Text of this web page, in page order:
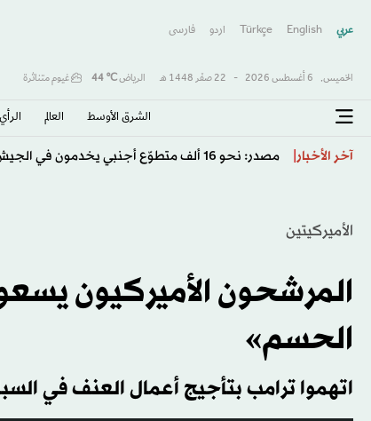
عربي English
Türkçe اردو فارسى
الخميس, 6 أغسطس 2026 - 22 صفَر 1448 هـ الرياض℃
44 غيوم متناثرة
الشرق الأوسط​ العالم الرأي
آخر الأخبار «شريك أم متلقٍ؟»... واشنطن تبحث تغيير قواعد
الأميركيتين
المرشحون الأميركيون
الحسم»
اتهموا ترامب بتأجيج أعمال العنف في